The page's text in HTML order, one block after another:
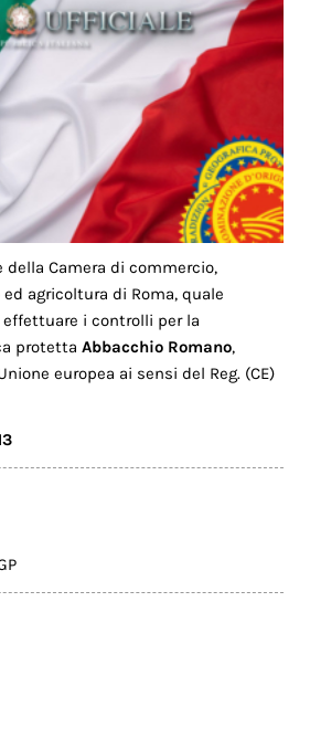
della Camera di commercio,
agricoltura di Roma, quale
i controlli per la
protettaAbbacchio Romano,
europea ai sensi del Reg. (CE)